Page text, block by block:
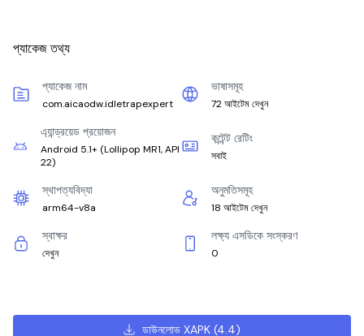
প্যাকেজ তথ্য
প্যাকেজ নাম
com.aicaodw.idletrapexpert
ভাষাসমূহ
72 আইটেম দেখুন
এ্যান্ড্রয়েড প্রয়োজন
Android 5.1+ (Lollipop MR1, API
22)
কন্টেন্ট রেটিং
সবাই
স্থাপত্যবিদ্যা
arm64-v8a
অনুমতিসমূহ
18 আইটেম দেখুন
স্বাক্ষর
দেখুন
লক্ষ্য এসডিকে সংস্করণ
0
ডাউনলোড XAPK (4.4)